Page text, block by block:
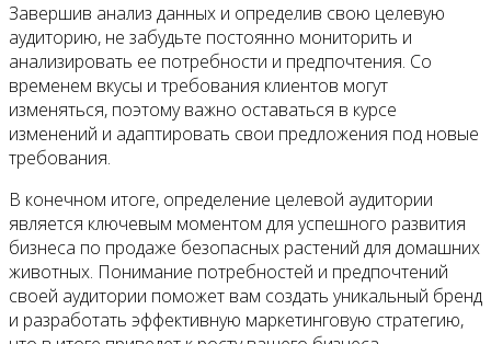
Завершив анализ данных и определив свою целевую
аудиторию, не забудьте постоянно мониторить и
анализировать ее потребности и предпочтения. Со
временем вкусы и требования клиентов могут
изменяться, поэтому важно оставаться в курсе
изменений и адаптировать свои предложения под новые
требования.
В конечном итоге, определение целевой аудитории
является ключевым моментом для успешного развития
бизнеса по продаже безопасных растений для домашних
животных. Понимание потребностей и предпочтений
своей аудитории поможет вам создать уникальный бренд
и разработать эффективную маркетинговую стратегию,